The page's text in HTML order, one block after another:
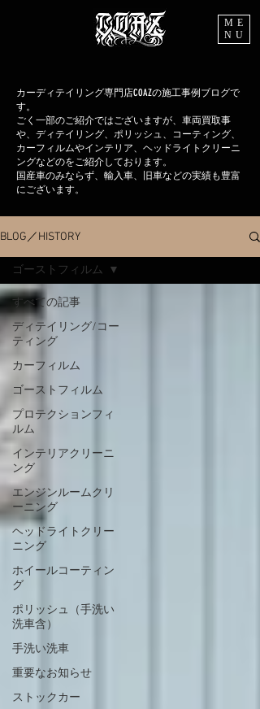
ME
NU
カーディテイリング専門店COAZの施工事例ブログで
す。
ごく一部のご紹介ではございますが、車両買取事
や、ディテイリング、ポリッシュ、コーティング、
カーフィルムやインテリア、ヘッドライトクリーニ
ングなどのをご紹介しております。
国産車のみならず、輸入車、旧車などの実績も豊富
にございます。
BLOG／HISTORY
すべての記事
ディテイリング/コー
ティング
カーフィルム
ゴーストフィルム
プロテクションフィ
ルム
インテリアクリーニ
ング
エンジンルームクリ
ーニング
ヘッドライトクリー
ニング
ホイールコーティン
グ
ポリッシュ（手洗い
洗車含）
手洗い洗車
重要なお知らせ
ストックカー
ゴーストフィルム